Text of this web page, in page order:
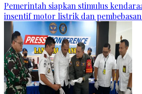
Pemerintah siapkan stimulus
insentif motor listrik dan pembebasan